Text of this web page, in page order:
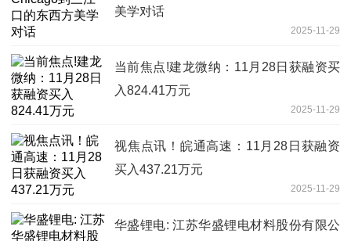
美学对话
2025-11-29
当前焦点!建龙微纳：11月28日获融资买
入824.41万元
2025-11-29
视焦点讯！皖通高速：11月28日获融资
买入437.21万元
2025-11-29
华盛锂电: 江苏华盛锂电材料股份有限公